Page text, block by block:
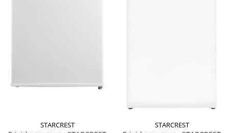
STARCREST STARCREST